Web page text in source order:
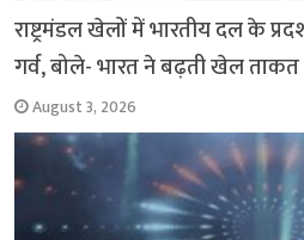
राष्ट्रमंडल खेलों में भारतीय दल के
गर्व, बोले- भारत ने बढ़ती खेल ताकत
August 3, 2026